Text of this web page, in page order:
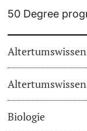
Informations,
Student
Academic
Continuing
University
50 Degree
Biologie